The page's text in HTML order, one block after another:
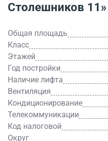
Столешников 11»
Общая площадь
Класс
Этажей
Год постройки
Наличие лифта
Вентиляция
Кондиционирование
Телекоммуникации
Код налоговой
Округ